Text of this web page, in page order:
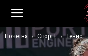
Почетна Спорт+ Тенис